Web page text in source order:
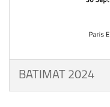
BATIMAT 2024